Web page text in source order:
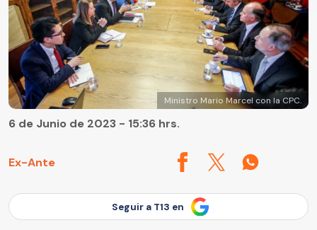
Ministro Mario Marcel con la CPC.
Ex-Ante
6 de Junio de 2023 - 15:36 hrs.
Seguir a T13 en